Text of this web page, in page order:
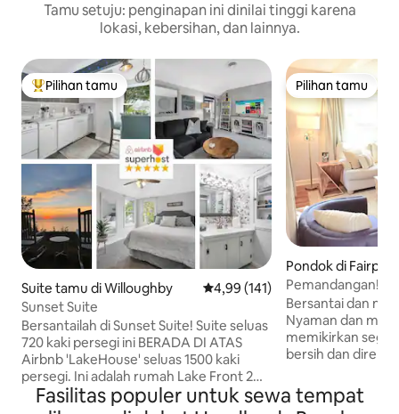
Tamu setuju: penginapan ini dinilai tinggi karena
lokasi, kebersihan, dan lainnya.
Pilihan tamu terpopuler
Pilihan tamu
Suite tamu di Willoughby Nilai rata-rata 4,99 dari 5, 141
4,99 (141)
Sunset Suite
Bersantailah di Sunset Suite! Suite seluas
720 kaki persegi ini BERADA DI ATAS
Airbnb 'LakeHouse' seluas 1500 kaki
persegi. Ini adalah rumah Lake Front 2
UNIT yang menawarkan pemandangan
matahari terbenam yang indah setiap
Pilihan tamu
Pilihan tamu
Pondok di
Pemandangan!
Mobil Golf -
Bersantai dan
Nyaman dan
memikirkan
bersih dan
Pemandangan
menakjubkan dan
Fasilitas populer untuk sewa tempat